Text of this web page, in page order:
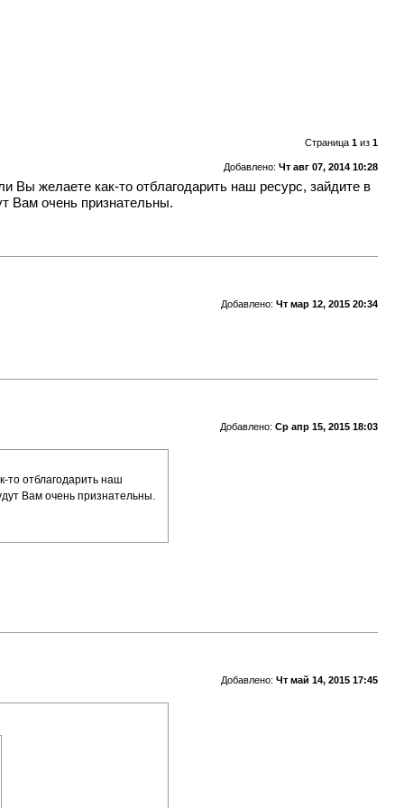
Страница 1из 1
Добавлено: Чт авг 07, 2014 10:28
желаете как-то отблагодарить наш ресурс, зайдите в
Вам очень признательны.
Добавлено: Чт мар 12, 2015 20:34
Добавлено: Ср апр 15, 2015 18:03
то отблагодарить наш
Вам очень признательны.
Добавлено: Чт май 14, 2015 17:45